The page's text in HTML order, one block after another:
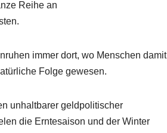
Reihe an
immer dort, wo Menschen damit
Folge gewesen.
unhaltbarer geldpolitischer
die Erntesaison und der Winter